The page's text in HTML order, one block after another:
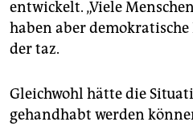
entwickelt. „Viele
haben aber
der taz.
Gleichwohl hätte die
gehandhabt werden